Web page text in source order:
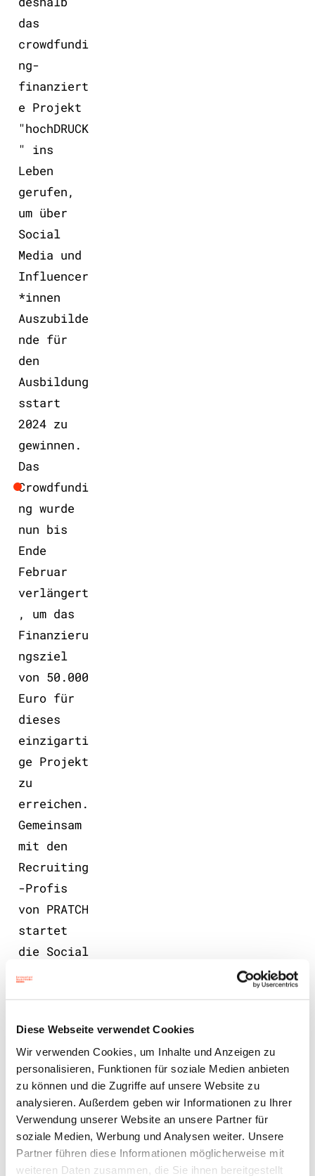
Diese Webseite verwendet Cookies
Wir verwenden Cookies, um Inhalte und Anzeigen zu
personalisieren, Funktionen für soziale Medien anbieten
zu können und die Zugriffe auf unsere Website zu
analysieren. Außerdem geben wir Informationen zu Ihrer
Verwendung unserer Website an unsere Partner für
soziale Medien, Werbung und Analysen weiter. Unsere
Partner führen diese Informationen möglicherweise mit
weiteren Daten zusammen, die Sie ihnen bereitgestellt
das
crowdfundi
ng-
finanziert
e Projekt
"hochDRUCK
" ins
Leben
gerufen,
um über
Social
Media und
Influencer
*innen
Auszubilde
nde für
den
Ausbildung
sstart
2024 zu
gewinnen.
Das
Crowdfundi
ng wurde
nun bis
Ende
Februar
verlängert
, um das
Finanzieru
ngsziel
von 50.000
Euro für
dieses
einzigarti
ge Projekt
zu
erreichen.
Gemeinsam
mit den
Recruiting
-Profis
von PRATCH
startet
die Social
2024.
Werden
auch Sie
Teil des
Projekts
und tragen
Sie dazu